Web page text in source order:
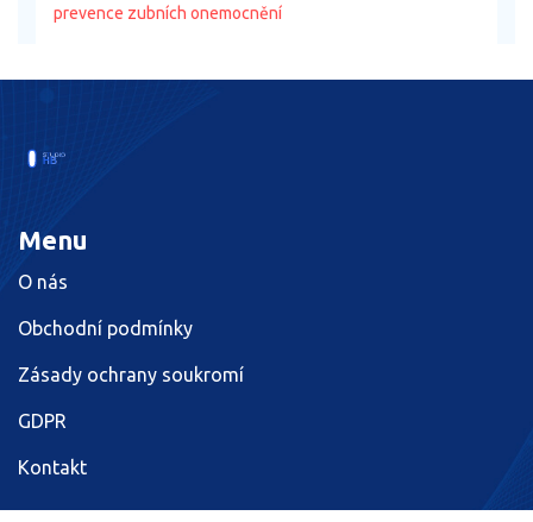
prevence zubních onemocnění
Menu
O nás
Obchodní podmínky
Zásady ochrany soukromí
GDPR
Kontakt